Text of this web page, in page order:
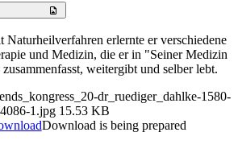
erlernte er verschiedene
und Medizin, die er in "Seiner Medizin
weitergibt und selber lebt.
dr_ruediger_dahlke-1580-
1.jpg 15.53 KB
Download is being prepared